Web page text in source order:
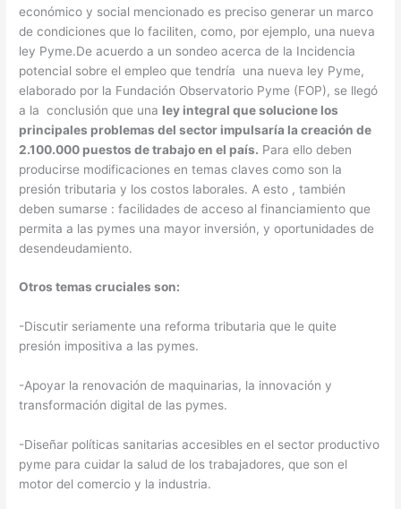
económico y social mencionado es preciso generar un marco
de condiciones que lo faciliten, como, por ejemplo, una nueva
ley Pyme.De acuerdo a un sondeo acerca de la Incidencia
potencial sobre el empleo que tendría una nueva ley Pyme,
elaborado por la Fundación Observatorio Pyme (FOP), se llegó
a la conclusión que una ley integral que solucione los
principales problemas del sector impulsaría la creación de
2.100.000 puestos de trabajo en el país. Para ello deben
producirse modificaciones en temas claves como son la
presión tributaria y los costos laborales. A esto , también
deben sumarse : facilidades de acceso al financiamiento que
permita a las pymes una mayor inversión, y oportunidades de
desendeudamiento.
Otros temas cruciales son:
-Discutir seriamente una reforma tributaria que le quite
presión impositiva a las pymes.
-Apoyar la renovación de maquinarias, la innovación y
transformación digital de las pymes.
-Diseñar políticas sanitarias accesibles en el sector productivo
pyme para cuidar la salud de los trabajadores, que son el
motor del comercio y la industria.